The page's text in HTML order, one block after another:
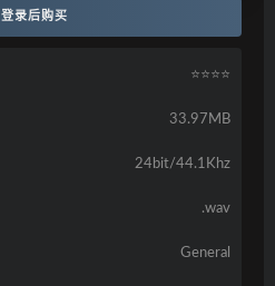
登录后购买
⭐️⭐️⭐️⭐️
33.97MB
24bit/44.1Khz
.wav
General